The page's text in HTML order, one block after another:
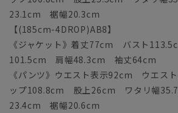
23.1cm 裾幅20.3cm
【(185cm-4DROP)AB8】
《ジャケット》着丈77cm バスト
101.5cm 肩幅48.3cm 袖丈64cm
《パンツ》ウエスト表示92cm ウエス
ップ108.8cm 股上26cm ワタリ幅
23.4cm 裾幅20.6cm